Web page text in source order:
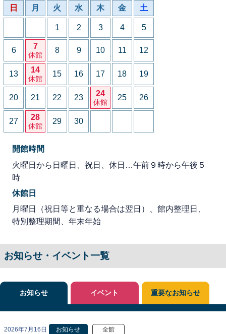
日 月 火 水 木 金 土
1 2 3 4 5
6 7
休館
8 9 10 11 12
13 14
休館
15 16 17 18 19
20 21 22 23 24
休館
25 26
27 28
休館
29 30
開館時間
火曜日から日曜日、祝日、休日…午前９時から午後５
時
休館日
月曜日（祝日等と重なる場合は翌日）、館内整理日、
特別整理期間、年末年始
お知らせ・イベント一覧
お知らせ
2026年7月16日 お知らせ 全館
イベント 重要なお知らせ